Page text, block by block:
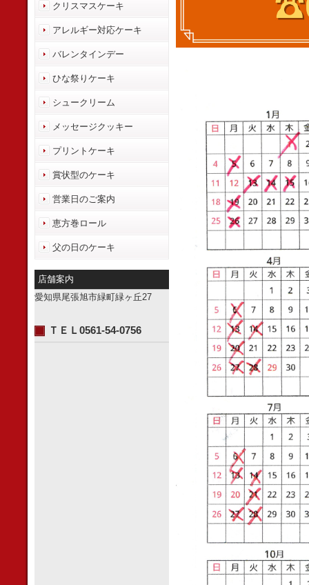
クリスマスケーキ
アレルギー対応ケーキ
バレンタインデー
ひな祭りケーキ
シュークリーム
メッセージクッキー
プリントケーキ
賞状型のケーキ
営業日のご案内
恵方巻ロール
父の日のケーキ
店舗案内
愛知県尾張旭市緑町緑ヶ丘27
ＴＥＬ0561-54-0756